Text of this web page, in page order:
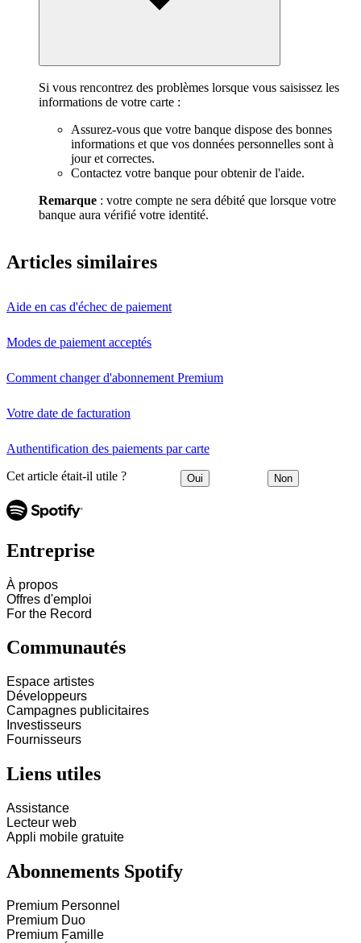
Si vous rencontrez des problèmes lorsque vous saisissez les
informations de votre carte :
Assurez-vous que votre banque dispose des bonnes
informations et que vos données personnelles sont à
jour et correctes.
Contactez votre banque pour obtenir de l'aide.
Remarque : votre compte ne sera débité que lorsque votre
banque aura vérifié votre identité.
Articles similaires
Aide en cas d'échec de paiement
Modes de paiement acceptés
Comment changer d'abonnement Premium
Votre date de facturation
Authentification des paiements par carte
Cet article était-il utile ? Oui Non
Entreprise
À propos
Offres d'emploi
For the Record
Communautés
Espace artistes
Développeurs
Campagnes publicitaires
Investisseurs
Fournisseurs
Liens utiles
Assistance
Lecteur web
Appli mobile gratuite
Abonnements Spotify
Premium Personnel
Premium Duo
Premium Famille